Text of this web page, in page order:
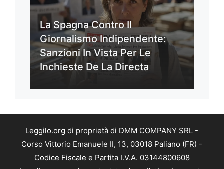
La Spagna Contro Il
Giornalismo Indipendente:
Sanzioni In Vista Per Le
Inchieste De La Directa
Leggilo.org di proprietà di DMM COMPANY SRL -
Corso Vittorio Emanuele II, 13, 03018 Paliano (FR) -
Codice Fiscale e Partita I.V.A. 03144800608